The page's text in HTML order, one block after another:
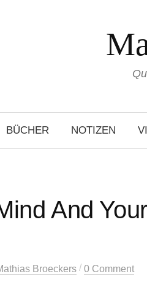
BÜCHER NOTIZEN
And
Broeckers / 0 Comment